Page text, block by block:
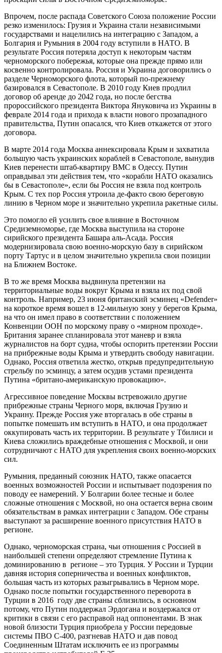
Впрочем, после распада Советского Союза положение России
резко изменилось: Грузия и Украина стали независимыми
государствами и нацелились на интеграцию с Западом, а
Болгария и Румыния в 2004 году вступили в НАТО. В
результате Россия потеряла доступ к некоторым частям
черноморского побережья, которые она прежде прямо или
косвенно контролировала. Россия и Украина договорились о
разделе Черноморского флота, который по-прежнему
базировался в Севастополе. В 2010 году Киев продлил
договор об аренде до 2042 года, но после бегства
пророссийского президента Виктора Януковича из Украины в
феврале 2014 года и прихода к власти нового прозападного
правительства, Путин опасался, что Киев откажется от этого
договора.
В марте 2014 года Москва аннексировала Крым и захватила
большую часть украинских кораблей в Севастополе, вынудив
Киев перенести штаб-квартиру ВМС в Одессу. Путин
оправдывал эти действия тем, что «корабли НАТО оказались
бы в Севастополе», если бы Россия не взяла под контроль
Крым. С тех пор Россия утроила де-факто свою береговую
линию в Черном море и значительно укрепила ракетные силы.
Это помогло ей усилить свое влияние в Восточном
Средиземноморье, где Москва выступила на стороне
сирийского президента Башара аль-Асада. Россия
модернизировала свою военно-морскую базу в сирийском
порту Тартус и в целом значительно укрепила свои позиции
на Ближнем Востоке.
В то же время Москва выдвинула претензии на
территориальные воды вокруг Крыма и взяла их под свой
контроль. Например, 23 июня британский эсминец «Defender»
на короткое время вошел в 12-мильную зону у берегов Крыма,
на что он имел право в соответствии с положением
Конвенции ООН по морскому праву о «мирном проходе».
Британия заранее спланировала этот маневр и взяла
журналистов на борт судна, чтобы оспорить претензии России
на прибрежные воды Крыма и утвердить свободу навигации.
Однако, Россия ответила жестко, открыв предупредительную
стрельбу по эсминцу, а затем осудив устами президента
Путина «британо-американскую провокацию».
Агрессивное поведение Москвы встревожило другие
прибрежные страны Черного моря, включая Грузию и
Украину. Прежде Россия уже вторгалась в обе страны в
попытке помешать им вступить в НАТО, и она продолжает
оккупировать часть их территории. В результате у Тбилиси и
Киева сложились враждебные отношения с Москвой, и они
сотрудничают с НАТО для укрепления своих военно-морских
сил.
Румыния, преданный союзник НАТО, также опасается
военных возможностей России и испытывает подозрения по
поводу ее намерений. У Болгарии более тесные и более
сложные отношения с Москвой, но она остается верна своим
обязательствам в рамках интеграции с Западом. Обе страны
выступают за расширение военного присутствия НАТО в
регионе.
Однако, черноморская страна, чьи отношения с Россией в
наибольшей степени определяют стремление Путина к
доминированию в регионе – это Турция. У России и Турции
давняя история соперничества и военных конфликтов,
большая часть из которых разыгрывались в Черном море.
Однако после попытки государственного переворота в
Турции в 2016 году две страны сблизились, в основном
потому, что Путин поддержал Эрдогана и воздержался от
критики в связи с его расправой над оппонентами. В знак
новой близости Турция приобрела у России передовые
системы ПВО С-400, разгневав НАТО и дав повод
Соединенным Штатам исключить ее из программы